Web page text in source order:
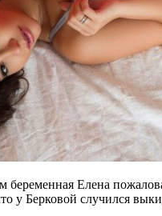
Елена
у Берковой случился